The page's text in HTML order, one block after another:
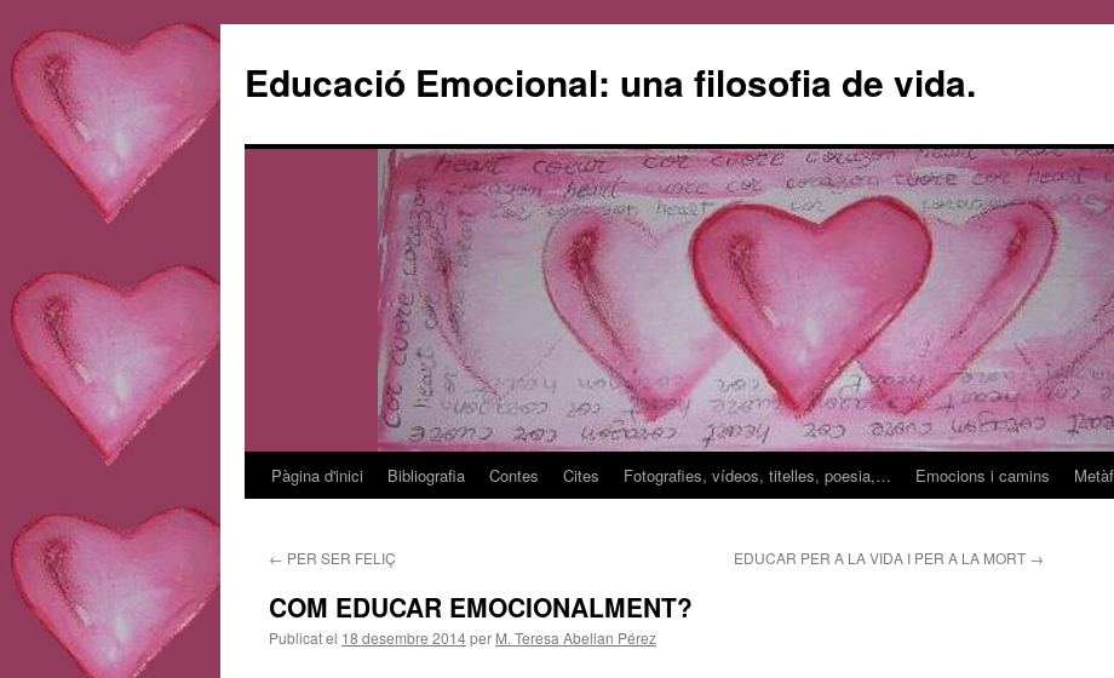
Educació Emocional: una filosofia de vida.
Vés
contingut
Pàgina d'inici Bibliografia Contes Cites Fotografies, vídeos, titelles, poesia,… Emocions i camins
← PER SER FELIÇ EDUCAR PER A LA VIDA I PER A LA MORT →
COM EDUCAR EMOCIONALMENT?
Publicat el 18 desembre 2014per M. Teresa Abellan Pérez